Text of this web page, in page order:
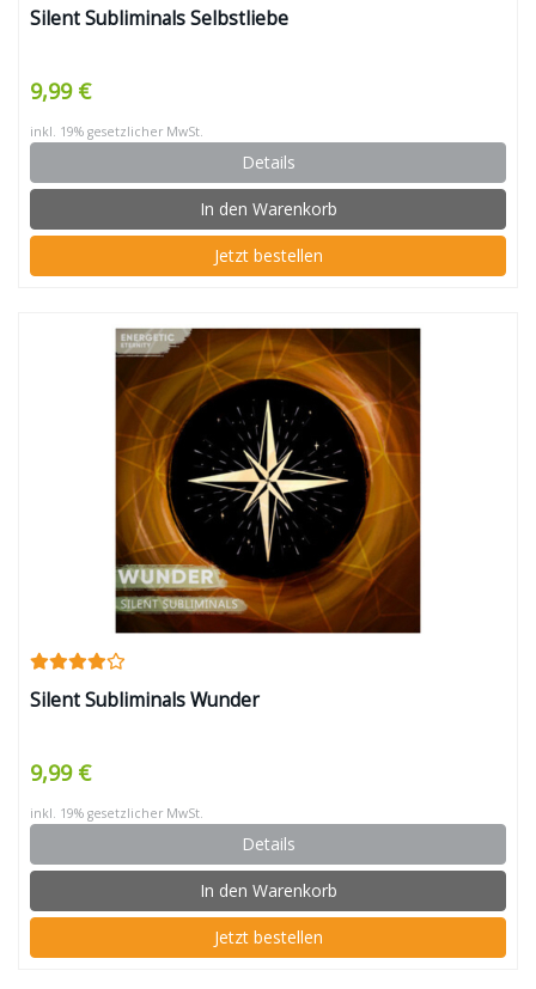
Silent Subliminals Selbstliebe
9,99 €
inkl. 19% gesetzlicher MwSt.
Details
In den Warenkorb
Jetzt bestellen
Silent Subliminals Wunder
9,99 €
inkl. 19% gesetzlicher MwSt.
Details
In den Warenkorb
Jetzt bestellen